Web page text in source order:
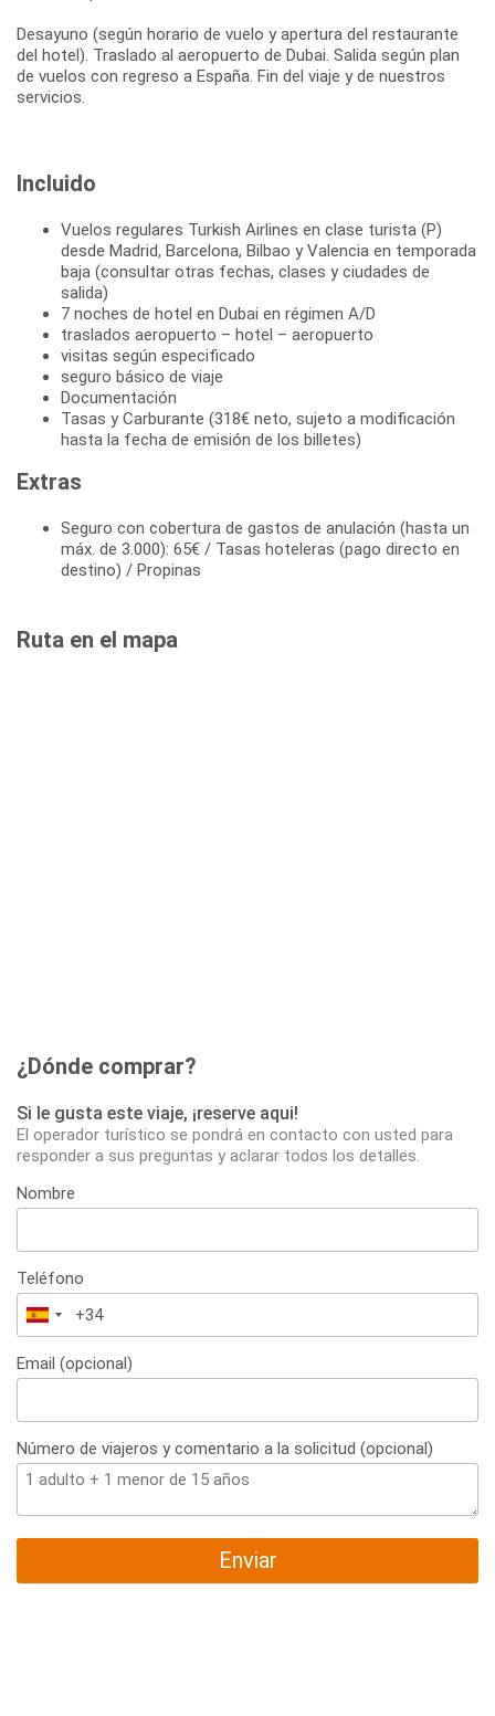
Desayuno (según horario de vuelo y apertura del restaurante
del hotel). Traslado al aeropuerto de Dubai. Salida según plan
de vuelos con regreso a España. Fin del viaje y de nuestros
servicios.
Incluido
Vuelos regulares Turkish Airlines en clase turista (P)
desde Madrid, Barcelona, Bilbao y Valencia en temporada
baja (consultar otras fechas, clases y ciudades de
salida)
7 noches de hotel en Dubai en régimen A/D
traslados aeropuerto – hotel – aeropuerto
visitas según especificado
seguro básico de viaje
Documentación
Tasas y Carburante (318€ neto, sujeto a modificación
hasta la fecha de emisión de los billetes)
Extras
Seguro con cobertura de gastos de anulación (hasta un
máx. de 3.000): 65€ / Tasas hoteleras (pago directo en
destino) / Propinas
Ruta en el mapa
¿Dónde comprar?
Si le gusta este viaje, ¡reserve aqui!
El operador turístico se pondrá en contacto con usted para
responder a sus preguntas y aclarar todos los detalles.
Nombre
Teléfono
España
+34
Email (opcional)
Número de viajeros y comentario a la solicitud (opcional)
Enviar